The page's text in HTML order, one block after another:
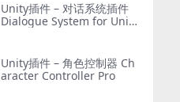
Unity插件 – 对话系统插件
Dialogue System for Unit
Unity插件 – 角色控制器 Ch
aracter Controller Pro